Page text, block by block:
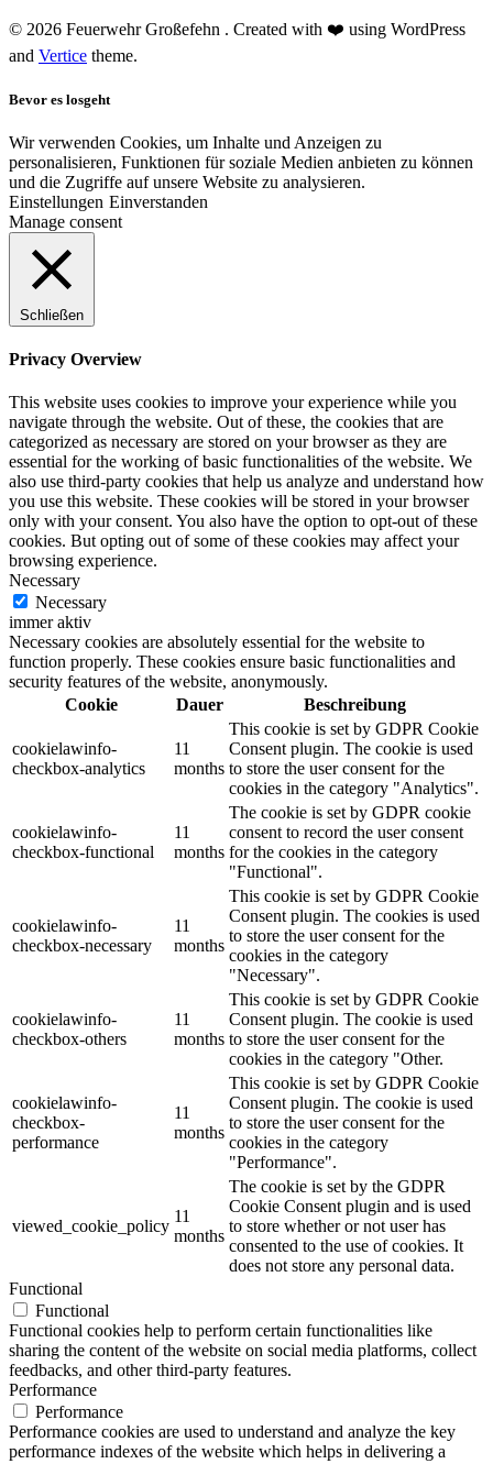
© 2026 Feuerwehr Großefehn . Created with ❤️ using WordPress
and Vertice theme.
Bevor es losgeht
Wir verwenden Cookies, um Inhalte und Anzeigen zu
personalisieren, Funktionen für soziale Medien anbieten zu können
und die Zugriffe auf unsere Website zu analysieren.
Einstellungen Einverstanden
Manage consent
Schließen
Privacy Overview
This website uses cookies to improve your experience while you
navigate through the website. Out of these, the cookies that are
categorized as necessary are stored on your browser as they are
essential for the working of basic functionalities of the website. We
also use third-party cookies that help us analyze and understand how
you use this website. These cookies will be stored in your browser
only with your consent. You also have the option to opt-out of these
cookies. But opting out of some of these cookies may affect your
browsing experience.
Necessary
Necessary
immer aktiv
Necessary cookies are absolutely essential for the website to
function properly. These cookies ensure basic functionalities and
security features of the website, anonymously.
Cookie
Dauer Beschreibung
cookielawinfo-
checkbox-analytics
11
months
This cookie is set by GDPR Cookie
Consent plugin. The cookie is used
to store the user consent for the
cookies in the category "Analytics".
cookielawinfo-
checkbox-functional
11
months
The cookie is set by GDPR cookie
consent to record the user consent
for the cookies in the category
"Functional".
cookielawinfo-
checkbox-necessary
11
months
This cookie is set by GDPR Cookie
Consent plugin. The cookies is used
to store the user consent for the
cookies in the category
"Necessary".
cookielawinfo-
checkbox-others
11
months
This cookie is set by GDPR Cookie
Consent plugin. The cookie is used
to store the user consent for the
cookies in the category "Other.
cookielawinfo-
checkbox-
performance
11
months
This cookie is set by GDPR Cookie
Consent plugin. The cookie is used
to store the user consent for the
cookies in the category
"Performance".
viewed_cookie_policy
11
months
The cookie is set by the GDPR
Cookie Consent plugin and is used
to store whether or not user has
consented to the use of cookies. It
does not store any personal data.
Functional
Functional
Functional cookies help to perform certain functionalities like
sharing the content of the website on social media platforms, collect
feedbacks, and other third-party features.
Performance
Performance
Performance cookies are used to understand and analyze the key
performance indexes of the website which helps in delivering a